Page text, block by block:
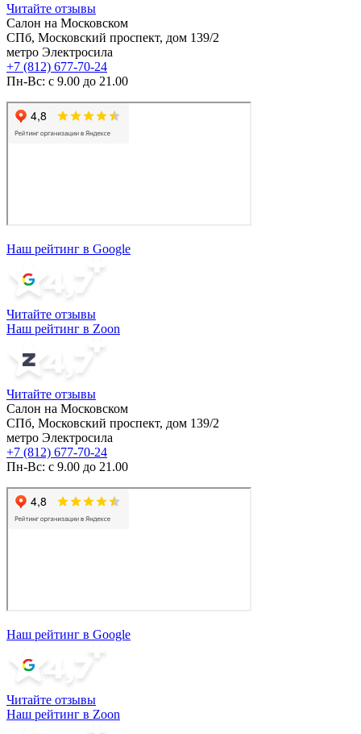
Читайте отзывы
Салон на Московском
СПб, Московский проспект, дом 139/2
метро Электросила
+7 (812) 677-70-24
Пн-Вс: с 9.00 до 21.00
Наш рейтинг в Google
Читайте отзывы
Наш рейтинг в Zoon
Читайте отзывы
Салон на Московском
СПб, Московский проспект, дом 139/2
метро Электросила
+7 (812) 677-70-24
Пн-Вс: с 9.00 до 21.00
Наш рейтинг в Google
Читайте отзывы
Наш рейтинг в Zoon